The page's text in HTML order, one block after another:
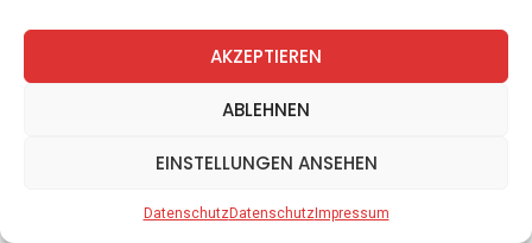
AKZEPTIEREN
ABLEHNEN
EINSTELLUNGEN ANSEHEN
DatenschutzDatenschutzImpressum